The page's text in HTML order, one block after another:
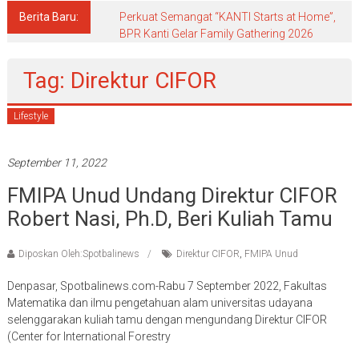
Berita Baru:
Perkuat Semangat “KANTI Starts at Home”,
BPR Kanti Gelar Family Gathering 2026
Tag: Direktur CIFOR
Lifestyle
September 11, 2022
FMIPA Unud Undang Direktur CIFOR
Robert Nasi, Ph.D, Beri Kuliah Tamu
Diposkan Oleh:Spotbalinews Direktur CIFOR, FMIPA Unud
Denpasar, Spotbalinews.com-Rabu 7 September 2022, Fakultas
Matematika dan ilmu pengetahuan alam universitas udayana
selenggarakan kuliah tamu dengan mengundang Direktur CIFOR
(Center for International Forestry